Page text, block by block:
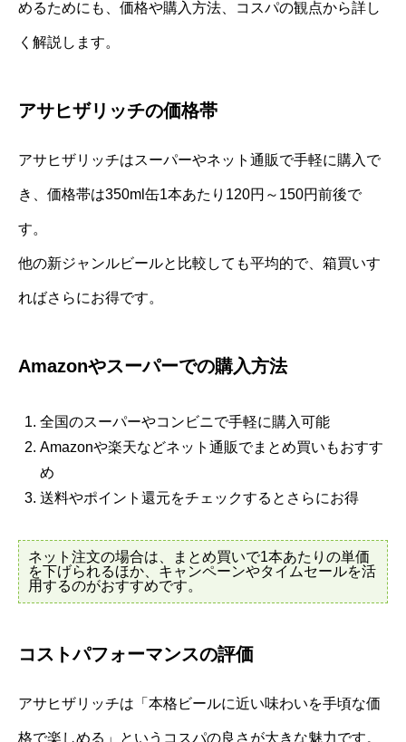
めるためにも、価格や購入方法、コスパの観点から詳し
く解説します。
アサヒザリッチの価格帯
アサヒザリッチはスーパーやネット通販で手軽に購入で
き、価格帯は350ml缶1本あたり120円～150円前後で
す。
他の新ジャンルビールと比較しても平均的で、箱買いす
ればさらにお得です。
Amazonやスーパーでの購入方法
全国のスーパーやコンビニで手軽に購入可能
Amazonや楽天などネット通販でまとめ買いもおすす
め
送料やポイント還元をチェックするとさらにお得
ネット注文の場合は、まとめ買いで1本あたりの単価
を下げられるほか、キャンペーンやタイムセールを活
用するのがおすすめです。
コストパフォーマンスの評価
アサヒザリッチは「本格ビールに近い味わいを手頃な価
格で楽しめる」というコスパの良さが大きな魅力です。